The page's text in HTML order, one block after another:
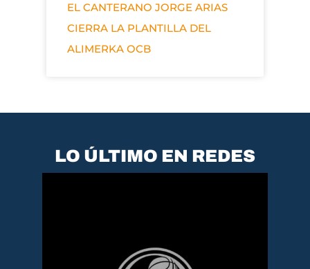
EL CANTERANO JORGE ARIAS
CIERRA LA PLANTILLA DEL
ALIMERKA OCB
LO ÚLTIMO EN REDES